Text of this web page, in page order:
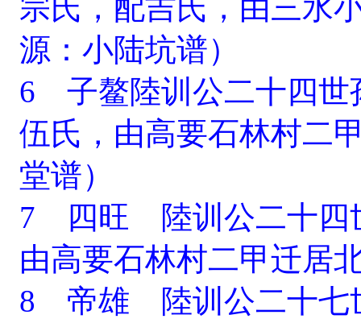
宗氏，配吉氏，由三水
源：小陆坑谱）
6 子鳌陸训公二十四世
伍氏，由高要石林村二
堂谱）
7 四旺 陸训公二十四
由高要石林村二甲迁居
8 帝雄 陸训公二十七